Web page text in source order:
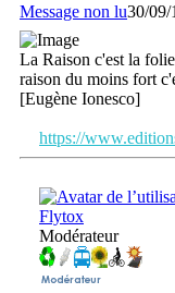
Message non lu30/09/
La Raison c'est la
raison du moins fort
[Eugène Ionesco]
https://
Flytox
Modérateur